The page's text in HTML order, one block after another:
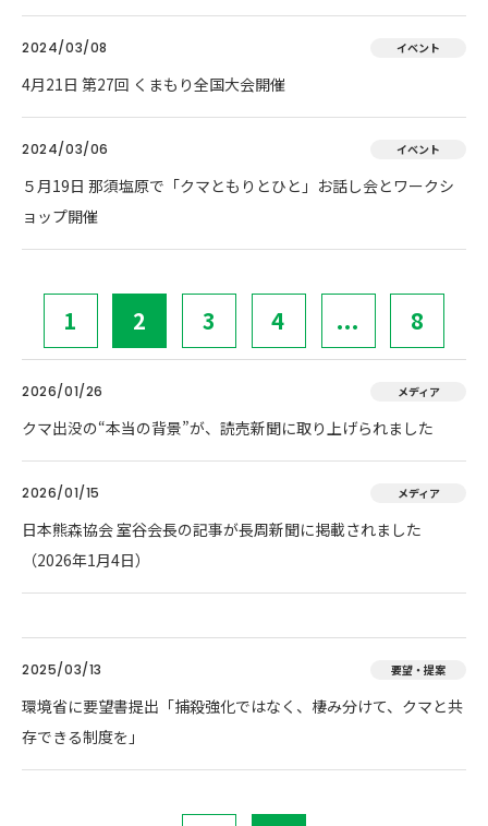
2024/03/08 イベント
4月21日 第27回 くまもり全国大会開催
2024/03/06 イベント
５月19日 那須塩原で「クマともりとひと」お話し会とワークシ
ョップ開催
1 2 3 4 ... 8
2026/01/26 メディア
クマ出没の“本当の背景”が、読売新聞に取り上げられました
2026/01/15 メディア
日本熊森協会 室谷会長の記事が長周新聞に掲載されました
（2026年1月4日）
2025/03/13 要望・提案
環境省に要望書提出「捕殺強化ではなく、棲み分けて、クマと共
存できる制度を」